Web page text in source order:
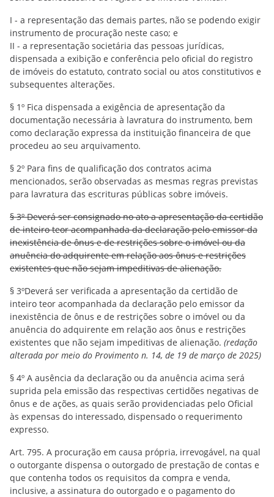
I - a representação das demais partes, não se podendo exigir
instrumento de procuração neste caso; e
II - a representação societária das pessoas jurídicas,
dispensada a exibição e conferência pelo oficial do registro
de imóveis do estatuto, contrato social ou atos constitutivos e
subsequentes alterações.
§ 1º Fica dispensada a exigência de apresentação da
documentação necessária à lavratura do instrumento, bem
como declaração expressa da instituição financeira de que
procedeu ao seu arquivamento.
§ 2º Para fins de qualificação dos contratos acima
mencionados, serão observadas as mesmas regras previstas
para lavratura das escrituras públicas sobre imóveis.
§ 3º Deverá ser consignado no ato a apresentação da certidão
de inteiro teor acompanhada da declaração pelo emissor da
inexistência de ônus e de restrições sobre o imóvel ou da
anuência do adquirente em relação aos ônus e restrições
existentes que não sejam impeditivas de alienação.
§ 3ºDeverá ser verificada a apresentação da certidão de
inteiro teor acompanhada da declaração pelo emissor da
inexistência de ônus e de restrições sobre o imóvel ou da
anuência do adquirente em relação aos ônus e restrições
existentes que não sejam impeditivas de alienação. (redação
alterada por meio do Provimento n. 14, de 19 de março de 2025)
§ 4º A ausência da declaração ou da anuência acima será
suprida pela emissão das respectivas certidões negativas de
ônus e de ações, as quais serão providenciadas pelo Oficial
às expensas do interessado, dispensado o requerimento
expresso.
Art. 795. A procuração em causa própria, irrevogável, na qual
o outorgante dispensa o outorgado de prestação de contas e
que contenha todos os requisitos da compra e venda,
inclusive, a assinatura do outorgado e o pagamento do